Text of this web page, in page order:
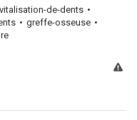
de-dents
greffe-osseuse